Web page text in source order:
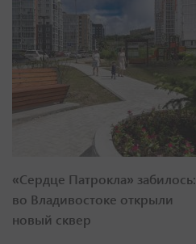
«Сердце Патрокла» забилось:
во Владивостоке открыли
новый сквер